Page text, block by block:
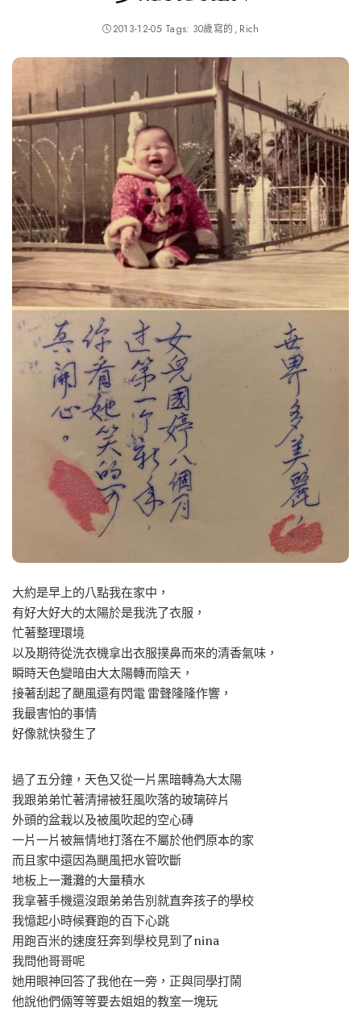
2013-12-05 Tags: 30歲寫的 Rich
大約是早上的八點我在家中，
有好大好大的太陽於是我洗了衣服，
忙著整理環境
以及期待從洗衣機拿出衣服撲鼻而來的清香氣味，
瞬時天色變暗由大太陽轉而陰天，
接著刮起了颶風還有閃電 雷聲隆隆作響，
我最害怕的事情
好像就快發生了
過了五分鐘，天色又從一片黑暗轉為大太陽
我跟弟弟忙著清掃被狂風吹落的玻璃碎片
外頭的盆栽以及被風吹起的空心磚
一片一片被無情地打落在不屬於他們原本的家
而且家中還因為颶風把水管吹斷
地板上一灘灘的大量積水
我拿著手機還沒跟弟弟告別就直奔孩子的學校
我憶起小時候賽跑的百下心跳
用跑百米的速度狂奔到學校見到了nina
我問他哥哥呢
她用眼神回答了我他在一旁，正與同學打鬧
他說他們倆等等要去姐姐的教室一塊玩